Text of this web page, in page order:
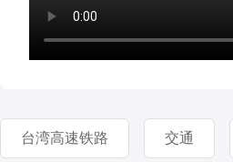
台湾高速铁路 交通